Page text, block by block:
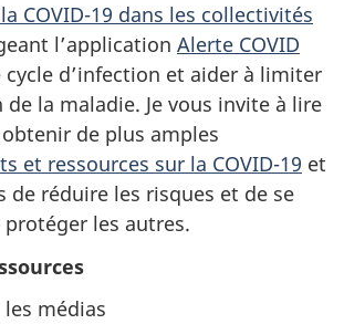
COVID-19 dans les collectivités
l’application Alerte COVID
d’infection et aider à limiter
la maladie. Je vous invite à lire
de plus amples
et ressources sur la COVID-19 et
de réduire les risques et de se
les autres.
les médias